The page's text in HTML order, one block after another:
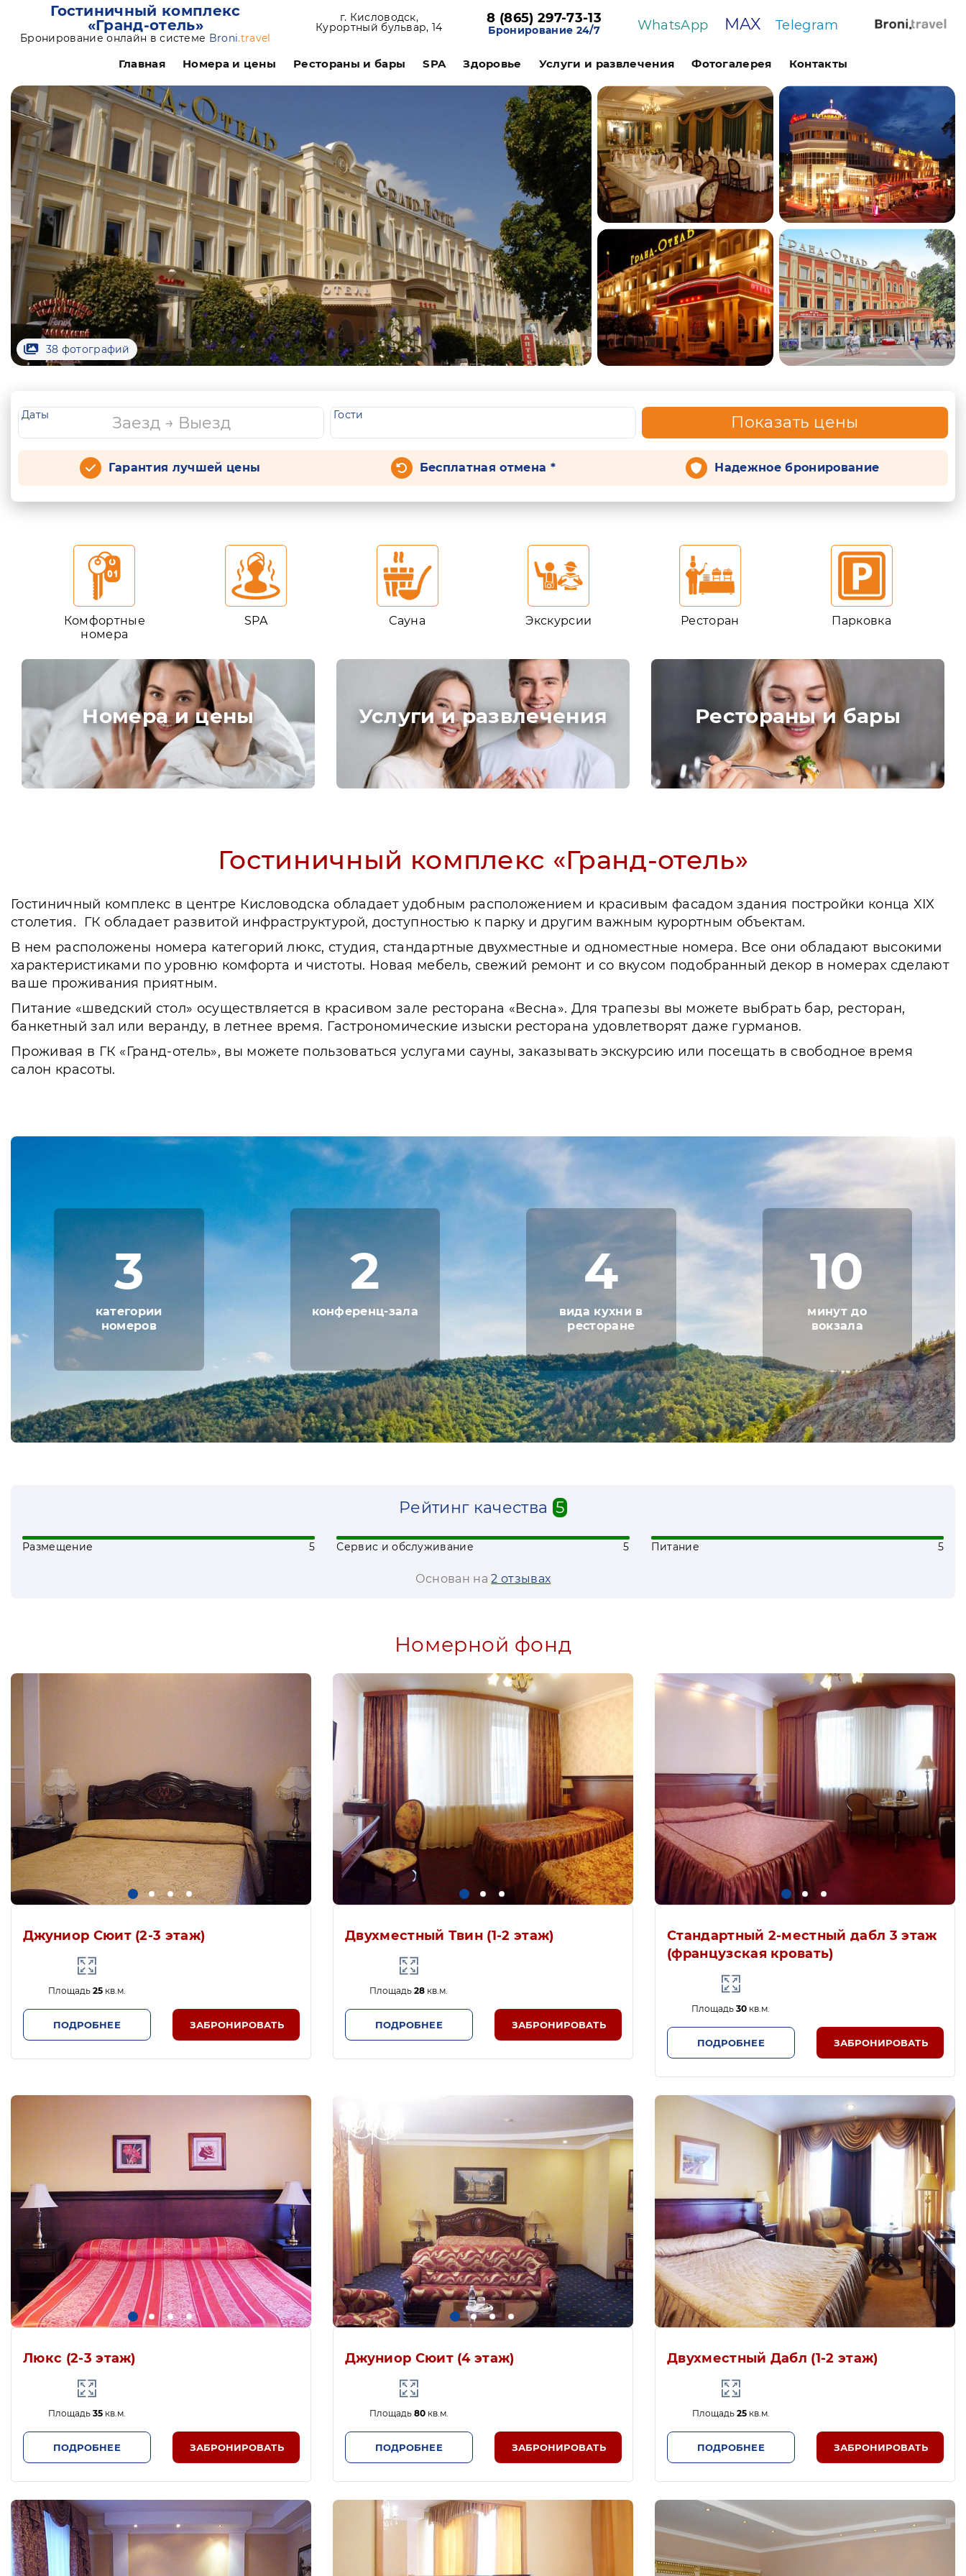
Гостиничный комплекс
«Гранд-отель»
Бронирование онлайн в системе Broni.travel
г. Кисловодск,
Курортный бульвар, 14
8 (865) 297-73-13
Бронирование 24/7 WhatsApp MAX Telegram
Главная Номера и цены Рестораны и бары SPA Здоровье Услуги и развлечения Фотогалерея Контакты
38 фотографий
Даты Гости Показать цены
Гарантия лучшей цены Бесплатная отмена * Надежное бронирование
Комфортные
номера
SPA Сауна Экскурсии Ресторан Парковка
Номера и цены Услуги и развлечения Рестораны и бары
Гостиничный комплекс «Гранд-отель»
Гостиничный комплекс в центре Кисловодска обладает удобным расположением и красивым фасадом здания постройки конца XIX
столетия. ГК обладает развитой инфраструктурой, доступностью к парку и другим важным курортным объектам.
В нем расположены номера категорий люкс, студия, стандартные двухместные и одноместные номера. Все они обладают высокими
характеристиками по уровню комфорта и чистоты. Новая мебель, свежий ремонт и со вкусом подобранный декор в номерах сделают
ваше проживания приятным.
Питание «шведский стол» осуществляется в красивом зале ресторана «Весна». Для трапезы вы можете выбрать бар, ресторан,
банкетный зал или веранду, в летнее время. Гастрономические изыски ресторана удовлетворят даже гурманов.
Проживая в ГК «Гранд-отель», вы можете пользоваться услугами сауны, заказывать экскурсию или посещать в свободное время
салон красоты.
3
категории
номеров
2
конференц-зала
4
вида кухни в
ресторане
10
минут до
вокзала
Рейтинг качества 5
Размещение 5 Сервис и обслуживание 5 Питание 5
Основан на2 отзывах
Номерной фонд
Джуниор Сюит (2-3 этаж)
Площадь 25кв.м.
ПОДРОБНЕЕ ЗАБРОНИРОВАТЬ
Двухместный Твин (1-2 этаж)
Площадь28 кв.м.
ПОДРОБНЕЕ ЗАБРОНИРОВАТЬ
Стандартный 2-местный дабл 3 этаж
(французская кровать)
Площадь30 кв.м.
ПОДРОБНЕЕ ЗАБРОНИРОВАТЬ
Люкс (2-3 этаж)
Площадь 35кв.м.
ПОДРОБНЕЕ ЗАБРОНИРОВАТЬ
Джуниор Сюит (4 этаж)
Площадь 80кв.м.
ПОДРОБНЕЕ ЗАБРОНИРОВАТЬ
Двухместный Дабл (1-2 этаж)
Площадь 25кв.м.
ПОДРОБНЕЕ ЗАБРОНИРОВАТЬ